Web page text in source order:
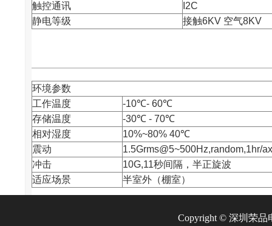
触控通讯
I2C
静电等级
接触6KV 空气8KV
环境参数
工作温度
-10℃- 60℃
存储温度
-30℃ - 70℃
相对湿度
10%~80% 40℃
震动
1.5Grms@5~500Hz,random,1hr/
冲击
10G,11秒间隔，半正旋波
适应场景
半室外（棚室）
Copyright © 深圳荣品